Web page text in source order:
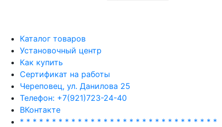
Каталог товаров
Установочный центр
Как купить
Сертификат на работы
Череповец, ул. Данилова 25
Телефон: +7(921)723-24-40
ВКонтакте
* * * * * * * * * * * * * * * * * * * * * * * * * * * * * * *